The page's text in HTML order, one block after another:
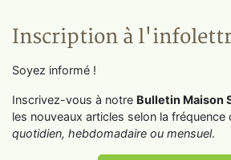
Inscription à
Soyez informé !
Inscrivez-vous à notre Bulletin Maison
les nouveaux articles selon la
quotidien, hebdomadaire ou mensuel.